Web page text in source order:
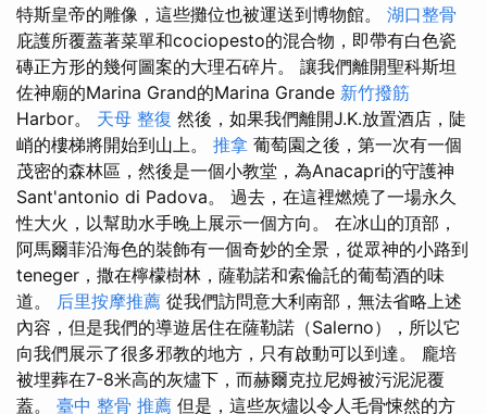
特斯皇帝的雕像，這些攤位也被運送到博物館。 湖口整骨
庇護所覆蓋著菜單和cociopesto的混合物，即帶有白色瓷
磚正方形的幾何圖案的大理石碎片。 讓我們離開聖科斯坦
佐神廟的Marina Grand的Marina Grande 新竹撥筋
Harbor。 天母 整復 然後，如果我們離開J.K.放置酒店，陡
峭的樓梯將開始到山上。 推拿 葡萄園之後，第一次有一個
茂密的森林區，然後是一個小教堂，為Anacapri的守護神
Sant'antonio di Padova。 過去，在這裡燃燒了一場永久
性大火，以幫助水手晚上展示一個方向。 在冰山的頂部，
阿馬爾菲沿海色的裝飾有一個奇妙的全景，從眾神的小路到
teneger，撒在檸檬樹林，薩勒諾和索倫託的葡萄酒的味
道。 后里按摩推薦 從我們訪問意大利南部，無法省略上述
內容，但是我們的導遊居住在薩勒諾（Salerno），所以它
向我們展示了很多邪教的地方，只有啟動可以到達。 龐培
被埋葬在7-8米高的灰燼下，而赫爾克拉尼姆被污泥泥覆
蓋。 臺中 整骨 推薦 但是，這些灰燼以令人毛骨悚然的方